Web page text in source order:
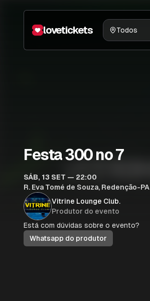
lovetickets Todos
Festa 300 no 7
SÁB, 13 SET — 22:00
R. Eva Tomé de Souza, Redenção-PA
Vitrine Lounge Club.
Produtor do evento
Está com dúvidas sobre o evento?
Whatsapp do produtor